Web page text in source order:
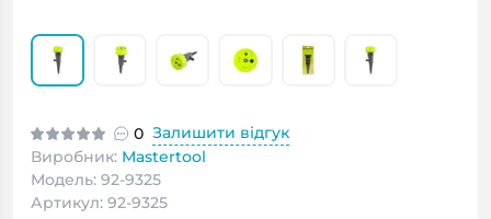
0 Залишити відгук
Виробник: Mastertool
Модель: 92-9325
Артикул: 92-9325